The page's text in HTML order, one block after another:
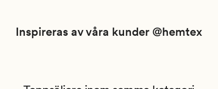
Inspireras av våra kunder @hemtex